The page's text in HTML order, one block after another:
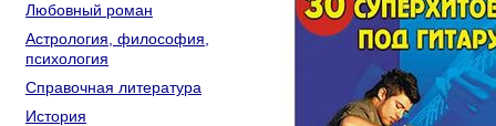
Любовный роман
Астрология, философия,
психология
Справочная литература
История